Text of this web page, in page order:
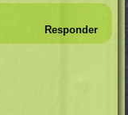
Responder